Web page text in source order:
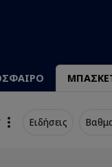
Ειδήσεις